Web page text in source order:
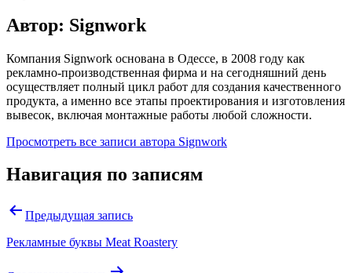
Автор: Signwork
Компания Signwork основана в Одессе, в 2008 году как
рекламно-производственная фирма и на сегодняшний день
осуществляет полный цикл работ для создания качественного
продукта, а именно все этапы проектирования и изготовления
вывесок, включая монтажные работы любой сложности.
Просмотреть все записи автора Signwork
Навигация по записям
Предыдущая запись
Рекламные буквы Meat Roastery